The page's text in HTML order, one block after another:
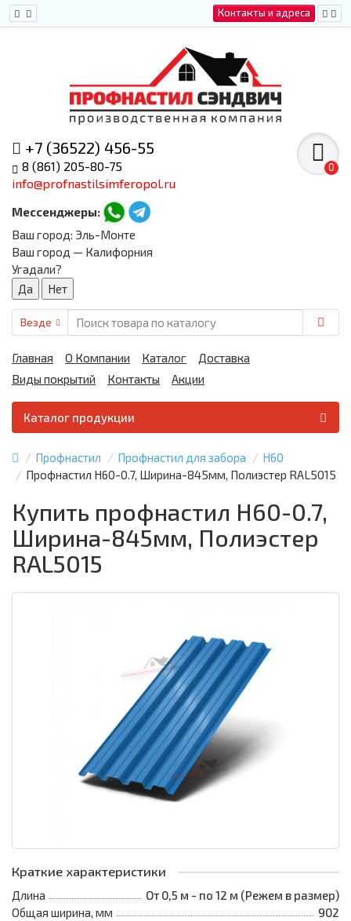
Контакты и адреса
+7 (36522) 456-55
8 (861) 205-80-75
info@profnastilsimferopol.ru
Мессенджеры:
0
Ваш город: Эль-Монте
Ваш город — Калифорния
Угадали?
Везде
Главная О Компании Каталог
Доставка
Виды покрытий
Контакты Акции
Каталог продукции
Профнастил Профнастил для забора
Н60
Профнастил Н60-0.7, Ширина-845мм, Полиэстер RAL5015
Купить профнастил Н60-0.7,
Ширина-845мм, Полиэстер
RAL5015
Краткие характеристики
Длина
От 0,5 м - по 12 м (Режем в размер)
Общая ширина, мм
902